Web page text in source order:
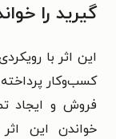
گیرید را
این اثر با
کسب‌وکار پرداخته
فروش و ایجاد
خواندن این